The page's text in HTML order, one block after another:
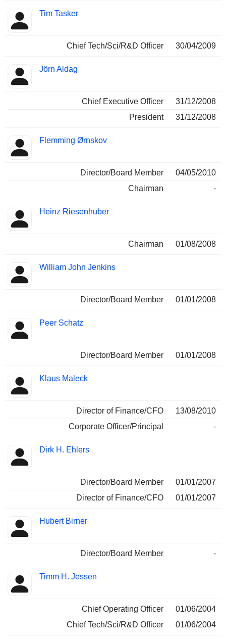
Tim Tasker
Chief Tech/Sci/R&D Officer 30/04/2009
Jörn Aldag
Chief Executive Officer
31/12/2008
President
31/12/2008
Flemming Ørnskov
Director/Board Member
04/05/2010
Chairman
-
Heinz Riesenhuber
Chairman 01/08/2008
William John Jenkins
Director/Board Member 01/01/2008
Peer Schatz
Director/Board Member 01/01/2008
Klaus Maleck
Director of Finance/CFO
13/08/2010
Corporate Officer/Principal
-
Dirk H. Ehlers
Director/Board Member
01/01/2007
Director of Finance/CFO
01/01/2007
Hubert Birner
Director/Board Member -
Timm H. Jessen
Chief Operating Officer
01/06/2004
Chief Tech/Sci/R&D Officer
01/06/2004